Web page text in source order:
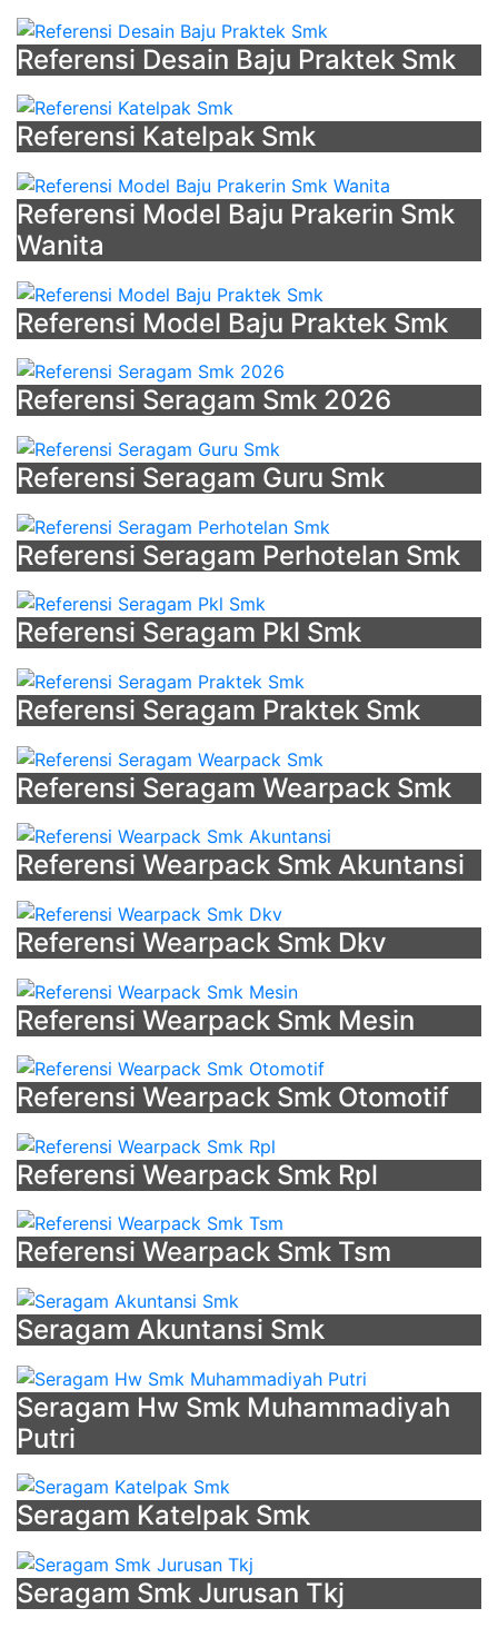
Referensi Desain Baju Praktek Smk
Referensi Katelpak Smk
Referensi Model Baju Prakerin Smk
Wanita
Referensi Model Baju Praktek Smk
Referensi Seragam Smk 2026
Referensi Seragam Guru Smk
Referensi Seragam Perhotelan Smk
Referensi Seragam Pkl Smk
Referensi Seragam Praktek Smk
Referensi Seragam Wearpack Smk
Referensi Wearpack Smk Akuntansi
Referensi Wearpack Smk Dkv
Referensi Wearpack Smk Mesin
Referensi Wearpack Smk Otomotif
Referensi Wearpack Smk Rpl
Referensi Wearpack Smk Tsm
Seragam Akuntansi Smk
Seragam Hw Smk Muhammadiyah
Putri
Seragam Katelpak Smk
Seragam Smk Jurusan Tkj